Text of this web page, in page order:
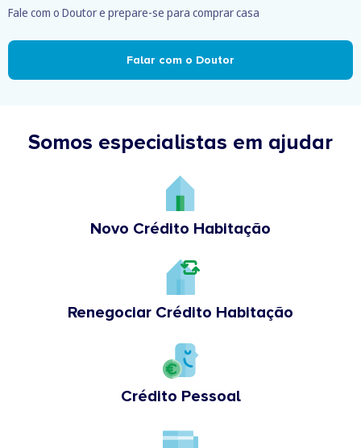
Fale com o Doutor e prepare-se para comprar casa
Falar com o Doutor
Somos especialistas em ajudar
Novo Crédito Habitação
Renegociar Crédito Habitação
Crédito Pessoal